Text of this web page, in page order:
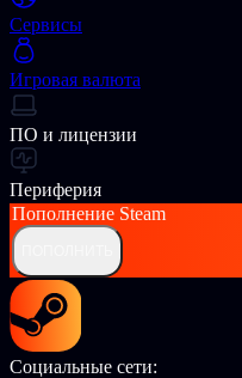
Сервисы
Игровая валюта
ПО и лицензии
Периферия
Пополнение Steam
Социальные сети: